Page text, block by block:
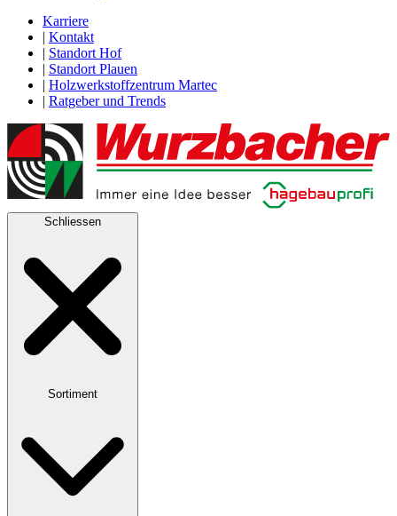
Karriere
| Kontakt
| Standort Hof
| Standort Plauen
| Holzwerkstoffzentrum Martec
| Ratgeber und Trends
Schliessen
Sortiment